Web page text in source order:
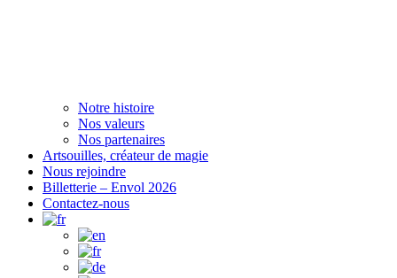
Notre histoire
Nos valeurs
Nos partenaires
Artsouilles, créateur de magie
Nous rejoindre
Billetterie – Envol 2026
Contactez-nous